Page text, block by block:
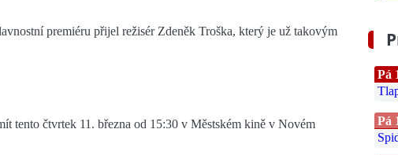
premiéru přijel režisér Zdeněk Troška, který je už takovým
tento čtvrtek 11. března od 15:30 v Městském kině v Novém
Pá
Pá